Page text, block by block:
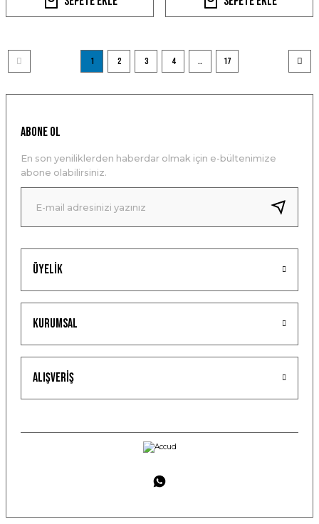
1 2 3 4 .. 17
Üyelik
Kurumsal
Alışveriş
ABONE OL
En son yeniliklerden haberdar olmak için e-bültenimize
abone olabilirsiniz.